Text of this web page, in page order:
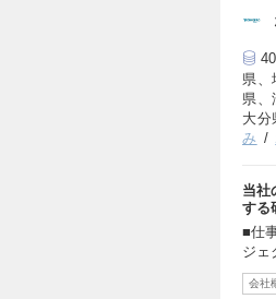
県、
県、
大分
み
当社
する
■仕
ジェ
会社